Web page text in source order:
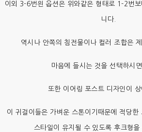
이외 3-6번읜 옵션은 위와같은 형태로 1-2번
니다.
역시나 안쪽의 침전물이나 컬러 조합은
마음에 들시는 것을 선택하시
또한 이어링 포스트 디자인이 상
이 귀걸이들은 가벼운 스톤이기때문에 적당한
스타일이 유지될 수 있도록 후크형을